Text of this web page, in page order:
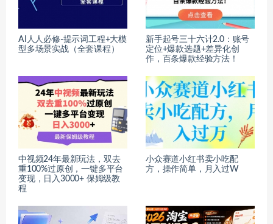
AI人人必修-提示词工程+大模
型多场景实战（全套课程）
新手起号三十六计2.0：账号
定位+爆款选题+差异化创
作，百条爆款经验方法！
中视频24年最新玩法，双去
重100%过原创，一键多平台
变现，日入3000+ 保姆级教
程
小众赛道小红书卖小吃配
方，操作简单，月入过W